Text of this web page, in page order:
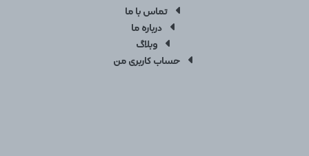
تماس با ما
درباره ما
وبلاگ
حساب کاربری من